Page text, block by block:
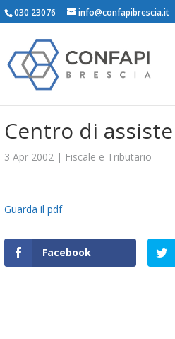
030 23076 info@confapibrescia.it
Centro di
3 Apr 2002 | Fiscale e Tributario
Guarda il pdf
Facebook